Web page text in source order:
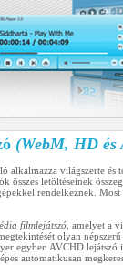
(WebM, HD
alkalmazza világszerte
összes letöltéseinek
rendelkeznek.
filmlejátszó , amelyet a
olyan
egyben AVCHD
automatikusan